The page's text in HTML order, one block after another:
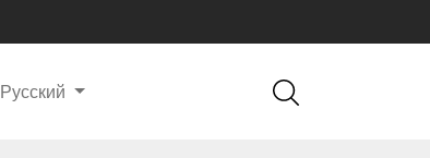
Русский